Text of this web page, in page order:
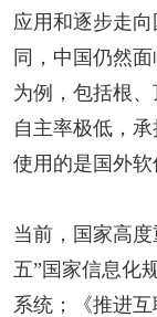
应用和逐步走
同，中国仍然
为例，包括根
自主率极低，
使用的是国外软
当前，国家高
五”国家信息化
系统；《推进